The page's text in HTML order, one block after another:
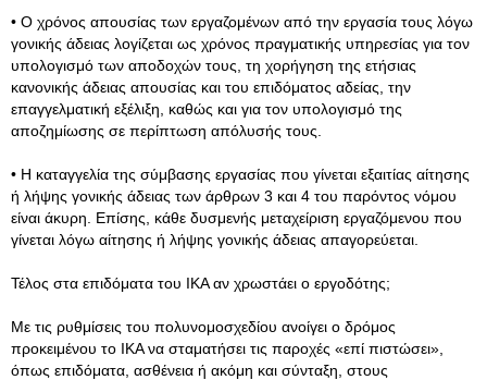
• Ο χρόνος απουσίας των εργαζομένων από την εργασία τους λόγω
γονικής άδειας λογίζεται ως χρόνος πραγματικής υπηρεσίας για τον
υπολογισμό των αποδοχών τους, τη χορήγηση της ετήσιας
κανονικής άδειας απουσίας και του επιδόματος αδείας, την
επαγγελματική εξέλιξη, καθώς και για τον υπολογισμό της
αποζημίωσης σε περίπτωση απόλυσής τους.
• Η καταγγελία της σύμβασης εργασίας που γίνεται εξαιτίας αίτησης
ή λήψης γονικής άδειας των άρθρων 3 και 4 του παρόντος νόμου
είναι άκυρη. Επίσης, κάθε δυσμενής μεταχείριση εργαζόμενου που
γίνεται λόγω αίτησης ή λήψης γονικής άδειας απαγορεύεται.
Τέλος στα επιδόματα του ΙΚΑ αν χρωστάει ο εργοδότης;
Με τις ρυθμίσεις του πολυνομοσχεδίου ανοίγει ο δρόμος
προκειμένου το ΙΚΑ να σταματήσει τις παροχές «επί πιστώσει»,
όπως επιδόματα, ασθένεια ή ακόμη και σύνταξη, στους